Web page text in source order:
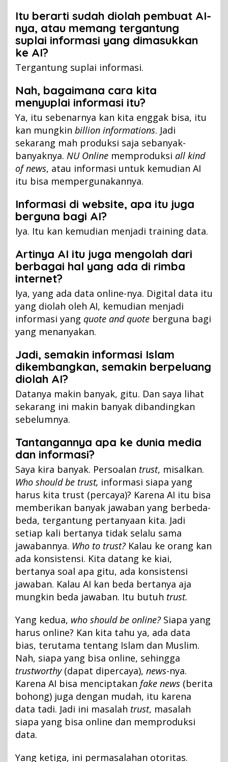
Itu berarti sudah diolah pembuat AI-
nya, atau memang tergantung
suplai informasi yang dimasukkan
ke AI?
Tergantung suplai informasi.
Nah, bagaimana cara kita
menyuplai informasi itu?
Ya, itu sebenarnya kan kita enggak bisa, itu
kan mungkin billion informations. Jadi
sekarang mah produksi saja sebanyak-
banyaknya. NU Online memproduksi all kind
of news, atau informasi untuk kemudian AI
itu bisa mempergunakannya.
Informasi di website, apa itu juga
berguna bagi AI?
Iya. Itu kan kemudian menjadi training data.
Artinya AI itu juga mengolah dari
berbagai hal yang ada di rimba
internet?
Iya, yang ada data online-nya. Digital data itu
yang diolah oleh AI, kemudian menjadi
informasi yang quote and quote berguna bagi
yang menanyakan.
Jadi, semakin informasi Islam
dikembangkan, semakin berpeluang
diolah AI?
Datanya makin banyak, gitu. Dan saya lihat
sekarang ini makin banyak dibandingkan
sebelumnya.
Tantangannya apa ke dunia media
dan informasi?
Saya kira banyak. Persoalan trust, misalkan.
Who should be trust, informasi siapa yang
harus kita trust (percaya)? Karena AI itu bisa
memberikan banyak jawaban yang berbeda-
beda, tergantung pertanyaan kita. Jadi
setiap kali bertanya tidak selalu sama
jawabannya. Who to trust? Kalau ke orang kan
ada konsistensi. Kita datang ke kiai,
bertanya soal apa gitu, ada konsistensi
jawaban. Kalau AI kan beda bertanya aja
mungkin beda jawaban. Itu butuh trust.
Yang kedua, who should be online? Siapa yang
harus online? Kan kita tahu ya, ada data
bias, terutama tentang Islam dan Muslim.
Nah, siapa yang bisa online, sehingga
trustworthy(dapat dipercaya), news-nya.
Karena AI bisa menciptakan fake news (berita
bohong) juga dengan mudah, itu karena
data tadi. Jadi ini masalah trust, masalah
siapa yang bisa online dan memproduksi
data.
Yang ketiga, ini permasalahan otoritas.